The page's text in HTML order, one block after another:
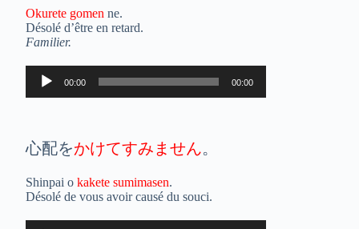
Okurete gomen ne.
Désolé d’être en retard.
Familier.
Lecteur
audio
00:00 00:00
心配をかけてすみません。
Shinpai okakete sumimasen.
Désolé de vous avoir causé du souci.
Lecteur